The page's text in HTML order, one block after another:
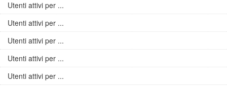
Utenti attivi per ...
Utenti attivi per ...
Utenti attivi per ...
Utenti attivi per ...
Utenti attivi per ...